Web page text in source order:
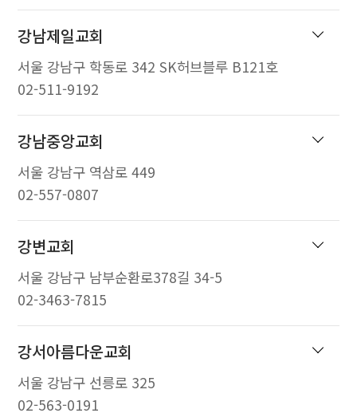
강남제일교회
서울 강남구 학동로 342 SK허브블루 B121호
02-511-9192
강남중앙교회
서울 강남구 역삼로 449
02-557-0807
강변교회
서울 강남구 남부순환로378길 34-5
02-3463-7815
강서아름다운교회
서울 강남구 선릉로 325
02-563-0191